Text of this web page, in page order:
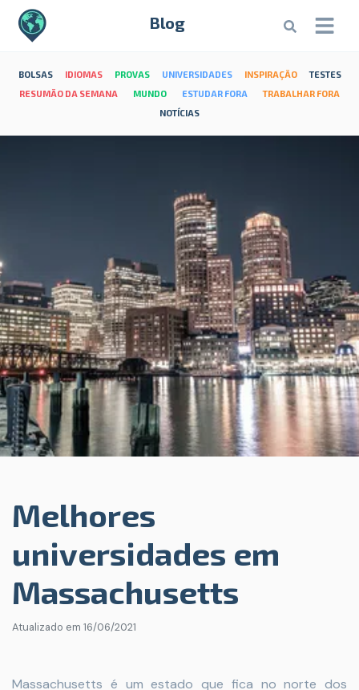
Blog
BOLSAS IDIOMAS PROVAS UNIVERSIDADES INSPIRAÇÃO
TESTES
RESUMÃO DA SEMANA
MUNDO ESTUDAR FORA
TRABALHAR FORA
NOTÍCIAS
Melhores
universidades em
Massachusetts
Atualizado em 16/06/2021
Massachusetts é um estado que fica no norte dos